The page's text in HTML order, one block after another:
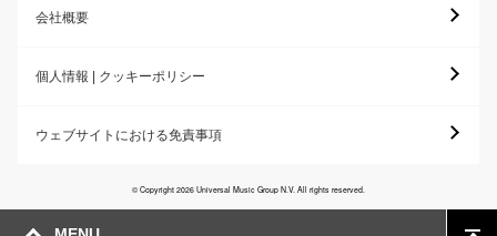
会社概要
個人情報 | クッキーポリシー
ウェブサイトにおける免責事項
© Copyright 2026 Universal Music Group N.V. All rights reserved.